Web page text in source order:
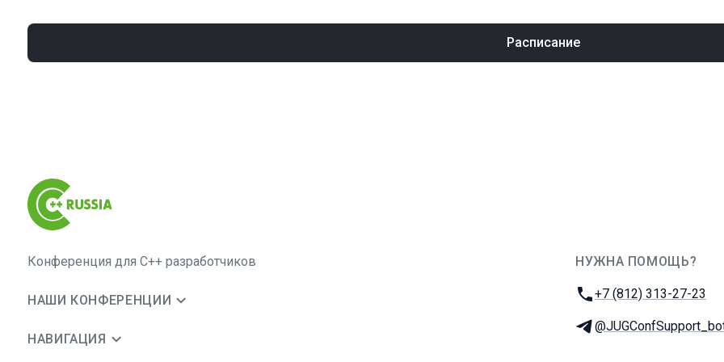
Расписание
Конференция для C++ разработчиков
НАШИ КОНФЕРЕНЦИИ
НАВИГАЦИЯ
НУЖНА ПОМОЩЬ?
Телефон:
+7 (812) 313-27-23
Телеграм: